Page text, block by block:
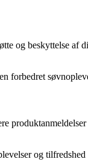
og beskyttelse
forbedret
og